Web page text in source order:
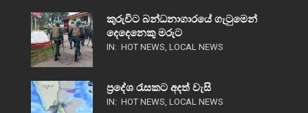
කුරුවිට බන්ධනාගාරයේ ගැටුමෙන්
දෙදෙනෙකු මරුට
IN: HOT NEWS LOCAL NEWS
ප්‍රදේශ රැසකට අදත් වැසි
IN: HOT NEWS LOCAL NEWS